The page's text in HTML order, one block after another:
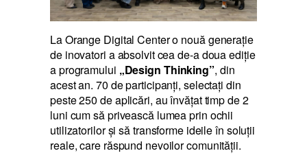
La Orange Digital Center o nouă generație
de inovatori a absolvit cea de-a doua ediție
a programului „Design Thinking”, din
acest an. 70 de participanți, selectați din
peste 250 de aplicări, au învățat timp de 2
luni cum să privească lumea prin ochii
utilizatorilor și să transforme ideile în soluții
reale, care răspund nevoilor comunității.